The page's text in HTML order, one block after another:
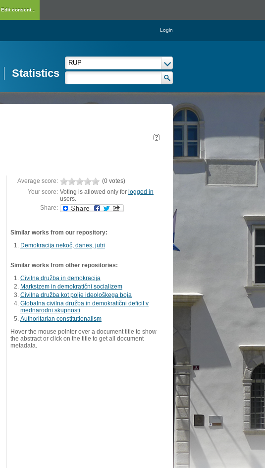
Edit consent...
Login
Statistics
Average score:
(0 votes)
Your score: Voting is allowed only for logged in
users.
Share:
Similar works from our repository:
Demokracija nekoč, danes, jutri
Similar works from other repositories:
Civilna družba in demokracija
Marksizem in demokratični socializem
Civilna družba kot polje ideološkega boja
Globalna civilna družba in demokratični deficit v
mednarodni skupnosti
Authoritarian constitutionalism
Hover the mouse pointer over a document title to show
the abstract or click on the title to get all document
metadata.